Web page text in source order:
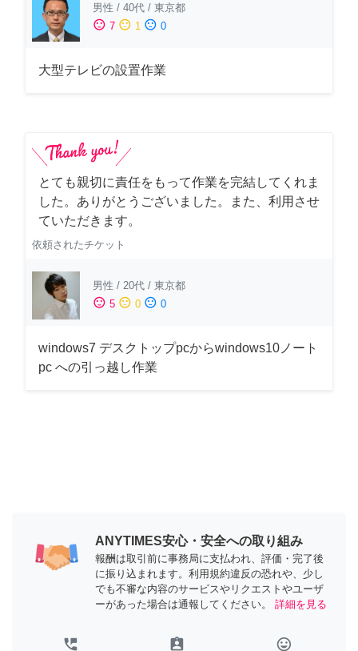
男性 / 40代 / 東京都
sentiment_satisfied 7 sentiment_neutral 1 sentiment_dissatisfied 0
大型テレビの設置作業
とても親切に責任をもって作業を完結してくれま
した。ありがとうございました。また、利用させ
ていただきます。
依頼されたチケット
男性 / 20代 / 東京都
sentiment_satisfied 5 sentiment_neutral 0 sentiment_dissatisfied 0
windows7 デスクトップpcからwindows10ノート
pc への引っ越し作業
ANYTIMES安心・安全への取り組み
報酬は取引前に事務局に支払われ、評価・完了後
に振り込まれます。利用規約違反の恐れや、少し
でも不審な内容のサービスやリクエストやユーザ
ーがあった場合は通報してください。
詳細を見る
perm_phone_msg assignment_ind tag_faces